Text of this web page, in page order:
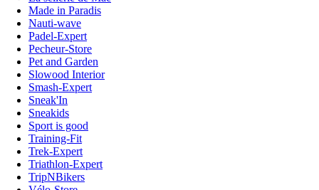
Made in Paradis
Nauti-wave
Padel-Expert
Pecheur-Store
Pet and Garden
Slowood Interior
Smash-Expert
Sneak'In
Sneakids
Sport is good
Training-Fit
Trek-Expert
Triathlon-Expert
TripNBikers